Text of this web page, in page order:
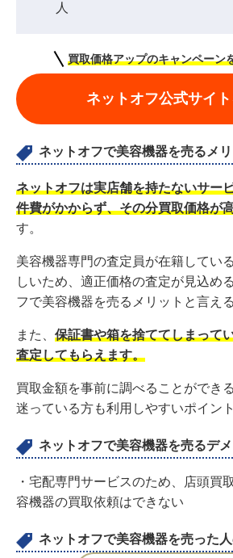
人
買取価格アップのキャンペーン
ネットオフ公式サイ
ネットオフで美容機器を売るメリ
ネットオフは実店舗を持たないサー
件費がかからず、その分買取価格が
す。
美容機器専門の査定員が在籍してい
しいため、適正価格の査定が見込め
フで美容機器を売るメリットと言え
また、 保証書や箱を捨ててしまって
査定してもらえます。
買取金額を事前に調べることができ
迷っている方も利用しやすいポイント
ネットオフで美容機器を売るデ
・宅配専門サービスのため、店頭買
容機器の買取依頼はできない
ネットオフで美容機器を売った